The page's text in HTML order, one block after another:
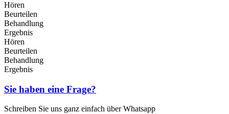
Hören
Beurteilen
Behandlung
Ergebnis
Hören
Beurteilen
Behandlung
Ergebnis
Sie haben eine Frage?
Schreiben Sie uns ganz einfach über Whatsapp